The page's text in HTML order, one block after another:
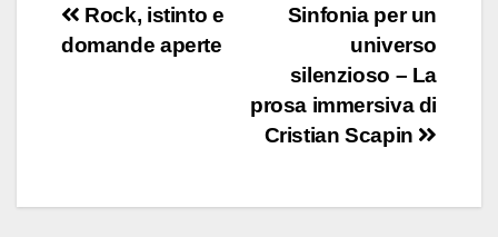
Navigazione
articoli
Sinfonia per un
universo
silenzioso – La
prosa immersiva di
Cristian Scapin
Rock, istinto e
domande aperte